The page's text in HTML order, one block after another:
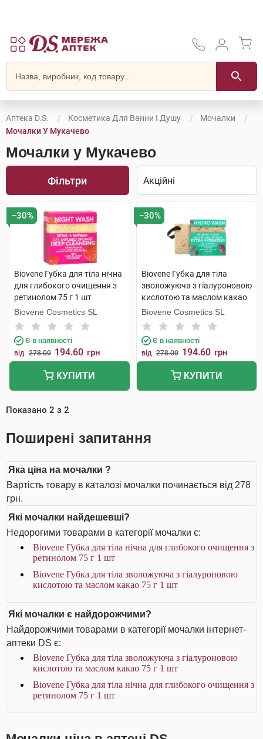
Аптека D.S. Косметика Для Ванни І Душу
Мочалки
Мочалки У Мукачево
Мочалки у Мукачево
Фільтри
−30%
Biovene Губка для тіла нічна
для глибокого очищення з
ретинолом 75 г 1 шт
Biovene Cosmetics SL
Є в наявності
від 278.00 194.60 грн
КУПИТИ
−30%
Biovene Губка для тіла
зволожуюча з гіалуроновою
кислотою та маслом какао
75 г 1 шт
Biovene Cosmetics SL
Є в наявності
від 278.00 194.60 грн
КУПИТИ
Показано 2 з 2
Поширені запитання
Яка ціна на мочалки ?
Вартість товару в каталозі мочалки починається від 278
грн.
Які мочалки найдешевші?
Недорогими товарами в категорії мочалки є:
Biovene Губка для тіла нічна для глибокого очищення з
ретинолом 75 г 1 шт
Biovene Губка для тіла зволожуюча з гіалуроновою
кислотою та маслом какао 75 г 1 шт
Які мочалки є найдорожчими?
Найдорожчими товарами в категорії мочалки інтернет-
аптеки DS є:
Biovene Губка для тіла зволожуюча з гіалуроновою
кислотою та маслом какао 75 г 1 шт
Biovene Губка для тіла нічна для глибокого очищення з
ретинолом 75 г 1 шт